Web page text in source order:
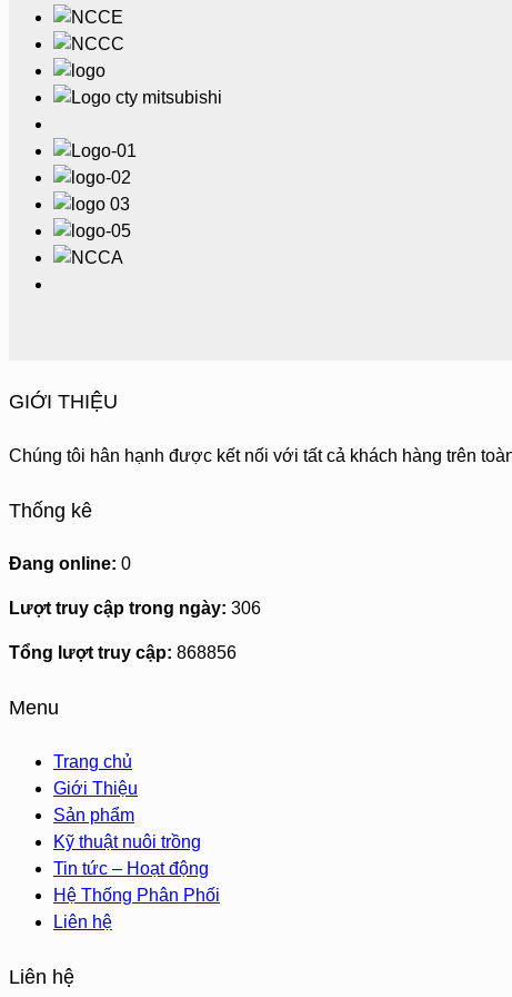
GIỚI THIỆU
Chúng tôi hân hạnh được kết nối với tất cả khách hàng trên
Thống kê
Đang online: 0
Lượt truy cập trong ngày: 306
Tổng lượt truy cập: 868856
Menu
Trang chủ
Giới Thiệu
Sản phẩm
Kỹ thuật nuôi trồng
Tin tức – Hoạt động
Hệ Thống Phân Phối
Liên hệ
Liên hệ